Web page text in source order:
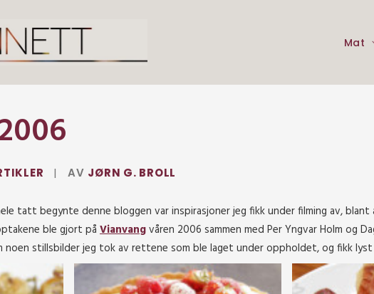
Mat
| AV JØRN G. BROLL
tatt begynte denne bloggen var inspirasjoner jeg fikk under filming av, blant
ble gjort på Vianvangvåren 2006 sammen med Per Yngvar Holm og
noen stillsbilder jeg tok av rettene som ble laget under oppholdet, og fikk